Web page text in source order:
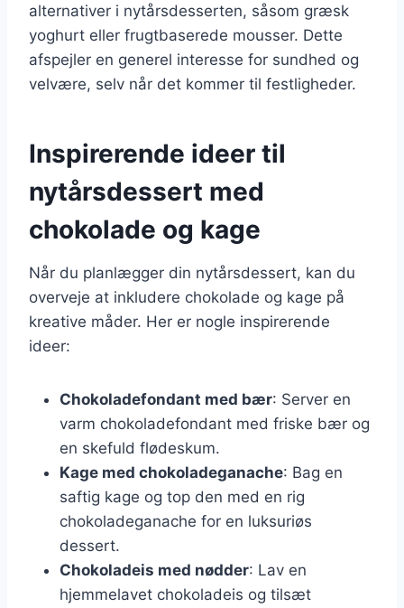
alternativer i nytårsdesserten, såsom græsk
yoghurt eller frugtbaserede mousser. Dette
afspejler en generel interesse for sundhed og
velvære, selv når det kommer til festligheder.
Inspirerende ideer til
nytårsdessert med
chokolade og kage
Når du planlægger din nytårsdessert, kan du
overveje at inkludere chokolade og kage på
kreative måder. Her er nogle inspirerende
ideer:
Chokoladefondant med bær: Server en
varm chokoladefondant med friske bær og
en skefuld flødeskum.
Kage med chokoladeganache: Bag en
saftig kage og top den med en rig
chokoladeganache for en luksuriøs
dessert.
Chokoladeis med nødder: Lav en
hjemmelavet chokoladeis og tilsæt